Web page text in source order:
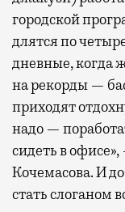
городской
длятся по
дневные, когда
на рекорды —
приходят
надо —
сидеть в
Кочемасова. И
стать слоганом